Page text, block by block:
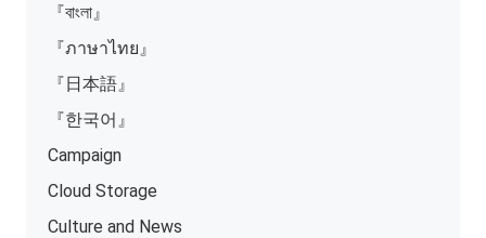
『বাংলা』
『ภาษาไทย』
『日本語』
『한국어』
Campaign
Cloud Storage
Culture and News